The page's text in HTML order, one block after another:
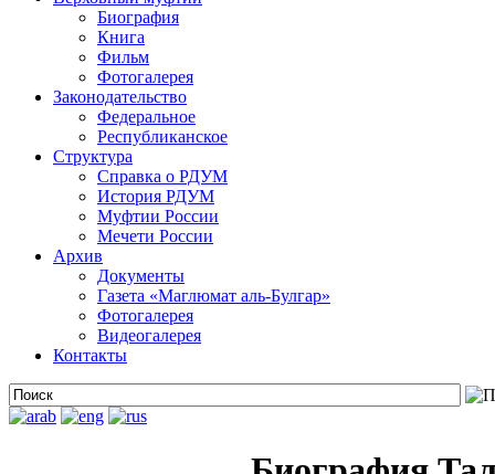
Биография
Книга
Фильм
Фотогалерея
Законодательство
Федеральное
Республиканское
Структура
Справка о РДУМ
История РДУМ
Муфтии России
Мечети России
Архив
Документы
Газета «Маглюмат аль-Булгар»
Фотогалерея
Видеогалерея
Контакты